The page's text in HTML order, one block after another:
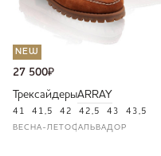
NEW
27 500₽
ТрексайдерыARRAY
41 41,5 42 42,5 43 43,5
ВЕСНА-ЛЕТОСАЛЬВАДОР